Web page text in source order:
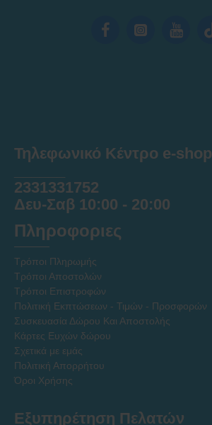
Τηλεφωνικό Κέντρο e-shop
2331331752
Δευ-Σαβ 10:00 - 20:00
Πληροφοριες
Τρόποι Πληρωμής
Τρόποι Αποστολών
Τρόποι Επιστροφών
Πολιτική Εκπτώσεων - Τιμών - Προσφορών
Συσκευασία Δώρου Και Αποστολής
Κάρτες Ευχών δώρου
Σχετικά με εμάς
Πολιτική Απορρήτου
Όροι Χρήσης
Εξυπηρέτηση Πελατών